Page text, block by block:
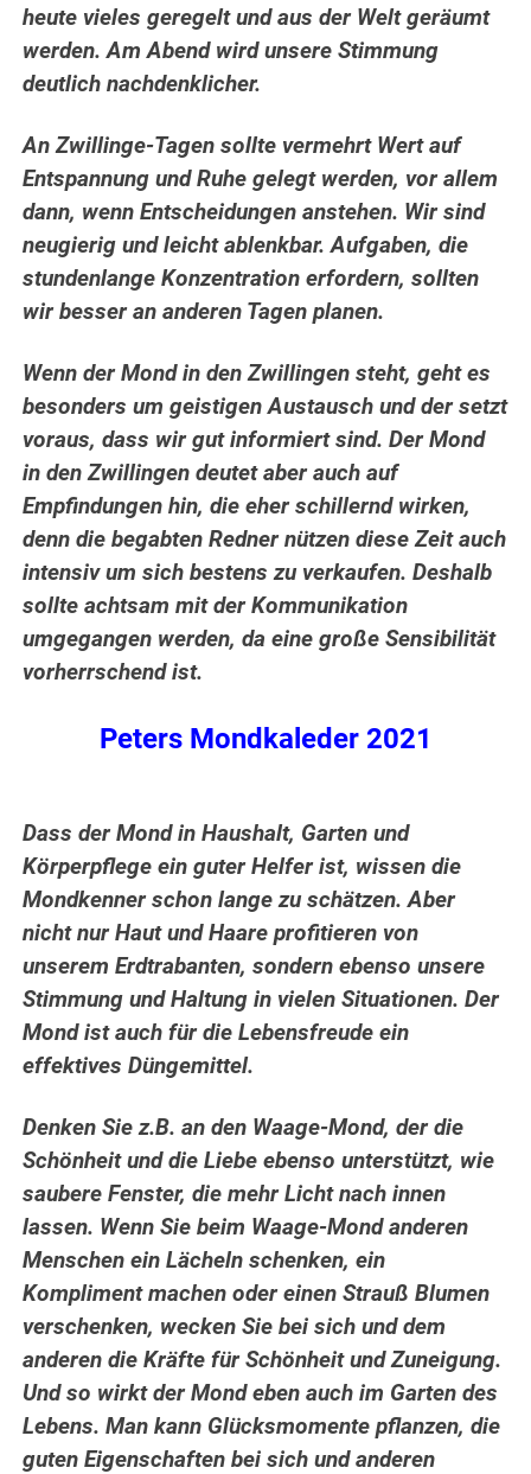
heute vieles geregelt und aus der Welt geräumt
werden.Am Abend wird unsere Stimmung
deutlich nachdenklicher.
An Zwillinge-Tagen sollte vermehrt Wert auf
Entspannung und Ruhe gelegt werden, vor allem
dann, wenn Entscheidungen anstehen. Wir sind
neugierig und leicht ablenkbar. Aufgaben, die
stundenlange Konzentration erfordern, sollten
wir besser an anderen Tagen planen.
Wenn der Mond in den Zwillingen steht, geht es
besonders um geistigen Austausch und der setzt
voraus, dass wir gut informiert sind. Der Mond
in den Zwillingen deutet aber auch auf
Empfindungen hin, die eher schillernd wirken,
denn die begabten Redner nützen diese Zeit auch
intensiv um sich bestens zu verkaufen. Deshalb
sollte achtsam mit der Kommunikation
umgegangen werden, da eine große Sensibilität
vorherrschend ist.
Peters Mondkaleder 2021
Dass der Mond in Haushalt, Garten und
Körperpflege ein guter Helfer ist, wissen die
Mondkenner schon lange zu schätzen. Aber
nicht nur Haut und Haare profitieren von
unserem Erdtrabanten, sondern ebenso unsere
Stimmung und Haltung in vielen Situationen. Der
Mond ist auch für die Lebensfreude ein
effektives Düngemittel.
Denken Sie z.B. an den Waage-Mond, der die
Schönheit und die Liebe ebenso unterstützt, wie
saubere Fenster, die mehr Licht nach innen
lassen. Wenn Sie beim Waage-Mond anderen
Menschen ein Lächeln schenken, ein
Kompliment machen oder einen Strauß Blumen
verschenken, wecken Sie bei sich und dem
anderen die Kräfte für Schönheit und Zuneigung.
Und so wirkt der Mond eben auch im Garten des
Lebens. Man kann Glücksmomente pflanzen, die
guten Eigenschaften bei sich und anderen